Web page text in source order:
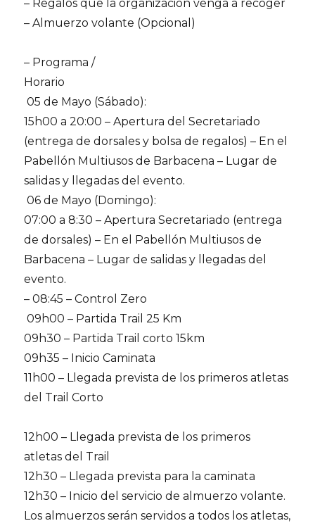
– Regalos que la organización venga a recoger
– Almuerzo volante (Opcional)
– Programa /
Horario
05 de Mayo (Sábado):
15h00 a 20:00 – Apertura del Secretariado
(entrega de dorsales y bolsa de regalos) – En el
Pabellón Multiusos de Barbacena – Lugar de
salidas y llegadas del evento.
06 de Mayo (Domingo):
07:00 a 8:30 – Apertura Secretariado (entrega
de dorsales) – En el Pabellón Multiusos de
Barbacena – Lugar de salidas y llegadas del
evento.
– 08:45 – Control Zero
09h00 – Partida Trail 25 Km
09h30 – Partida Trail corto 15km
09h35 – Inicio Caminata
11h00 – Llegada prevista de los primeros atletas
del Trail Corto
12h00 – Llegada prevista de los primeros
atletas del Trail
12h30 – Llegada prevista para la caminata
12h30 – Inicio del servicio de almuerzo volante.
Los almuerzos serán servidos a todos los atletas,